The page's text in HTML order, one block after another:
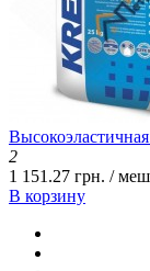
2
1 151.27 грн. /
В корзину